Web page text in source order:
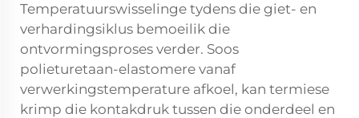
Temperatuurswisselinge tydens die giet- en
verhardingsiklus bemoeilik die
ontvormingsproses verder. Soos
polieturetaan-elastomere vanaf
verwerkingstemperature afkoel, kan termiese
krimp die kontakdruk tussen die onderdeel en